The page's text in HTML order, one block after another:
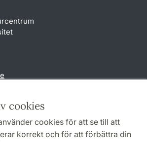
cookies
cookies för att se till att
korrekt och för att förbättra din
cookies